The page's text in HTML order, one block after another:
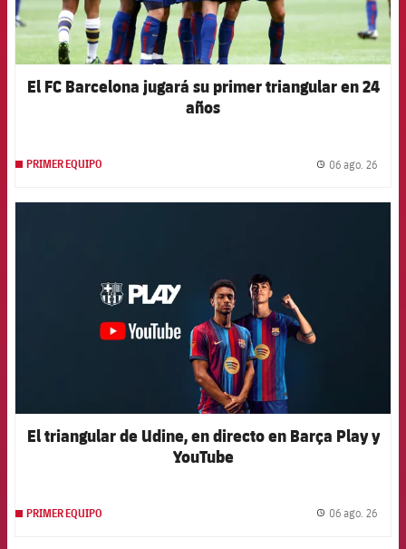
El FC Barcelona jugará su primer triangular en 24
años
PRIMER EQUIPO 06 ago. 26
El triangular de Udine, en directo en Barça Play y
YouTube
PRIMER EQUIPO 06 ago. 26